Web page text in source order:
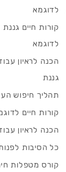
לדוגמא
קורות חיים
לדוגמא
הכנה לראיון
גננת
תהליך חיפוש
קורות חיים
הכנה לראיון
כל הסיבות
קורס מטפלות